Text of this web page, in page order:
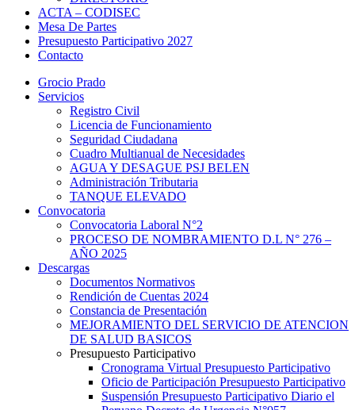
ACTA – CODISEC
Mesa De Partes
Presupuesto Participativo 2027
Contacto
Grocio Prado
Servicios
Registro Civil
Licencia de Funcionamiento
Seguridad Ciudadana
Cuadro Multianual de Necesidades
AGUA Y DESAGUE PSJ BELEN
Administración Tributaria
TANQUE ELEVADO
Convocatoria
Convocatoria Laboral N°2
PROCESO DE NOMBRAMIENTO D.L N° 276 –
AÑO 2025
Descargas
Documentos Normativos
Rendición de Cuentas 2024
Constancia de Presentación
MEJORAMIENTO DEL SERVICIO DE ATENCION
DE SALUD BASICOS
Presupuesto Participativo
Cronograma Virtual Presupuesto Participativo
Oficio de Participación Presupuesto Participativo
Suspensión Presupuesto Participativo Diario el